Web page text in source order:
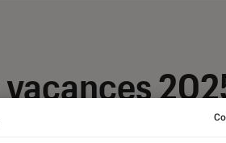
vacances